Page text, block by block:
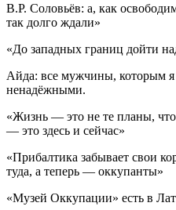
В.Р. Соловьёв: а, как
так долго ждали»
«До западных границ дойти
Айда: все мужчины, которым я
ненадёжными.
«Жизнь — это не те планы,
— это здесь и сейчас»
«Прибалтика забывает свои
туда, а теперь — оккупанты»
«Музей Оккупации» есть в